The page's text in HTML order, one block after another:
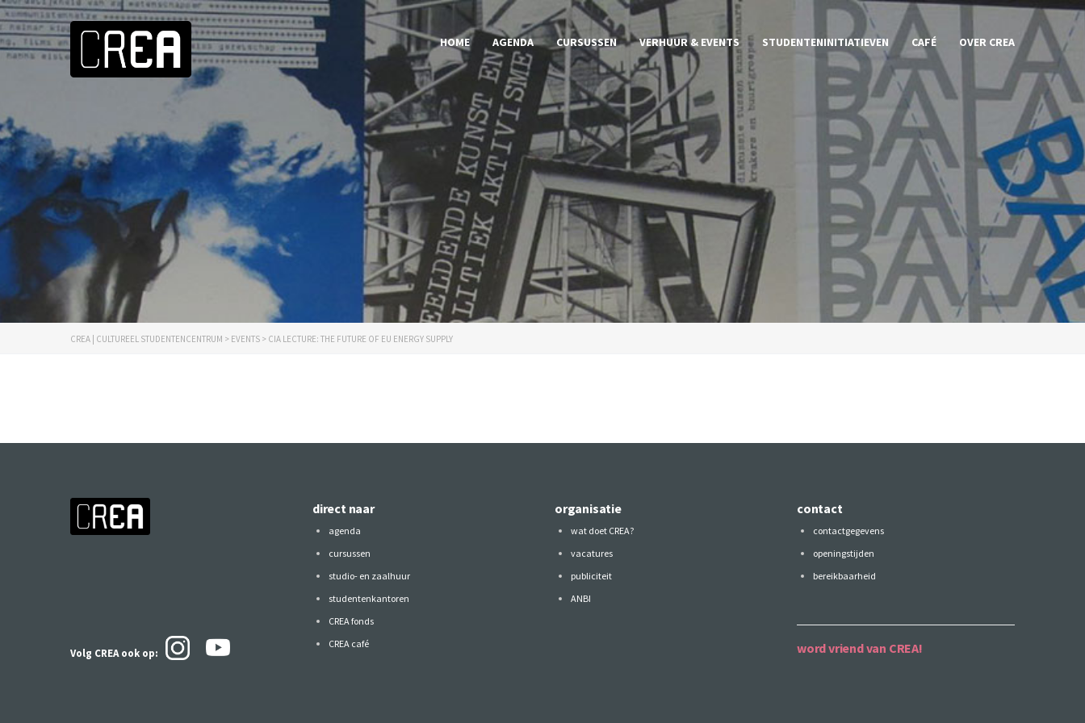
HOME AGENDA CURSUSSEN VERHUUR & EVENTS STUDENTENINITIATIEVEN CAFÉ OVER CREA
CREA | CULTUREEL STUDENTENCENTRUM > EVENTS > CIA LECTURE: THE FUTURE OF EU ENERGY SUPPLY
Volg CREA ook op:
direct naar
agenda
cursussen
studio- en zaalhuur
studentenkantoren
CREA fonds
CREA café
organisatie
wat doet CREA?
vacatures
publiciteit
ANBI
contact
contactgegevens
openingstijden
bereikbaarheid
word vriend van CREA!